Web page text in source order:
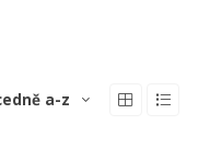
a-z